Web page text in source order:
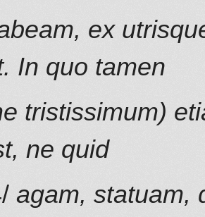
ex
In quo tamen
tristissimum)
ne quid
agam, statuam,